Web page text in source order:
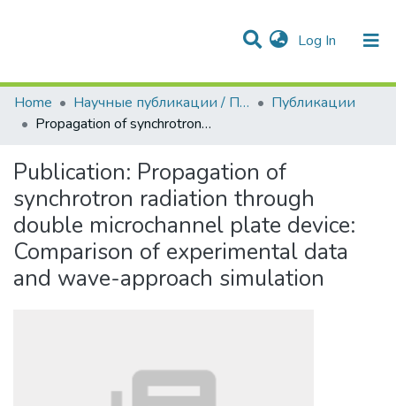
Log In (current)
Communities & Collections
Statistics
All of DSpace
Home
Научные публикации / Препринты
Публикации
Propagation of synchrotron radiation through double microchannel plate device: Comparison of experimental data and wave-approach simulation
Publication: Propagation of
synchrotron radiation through
double microchannel plate device:
Comparison of experimental data
and wave-approach simulation